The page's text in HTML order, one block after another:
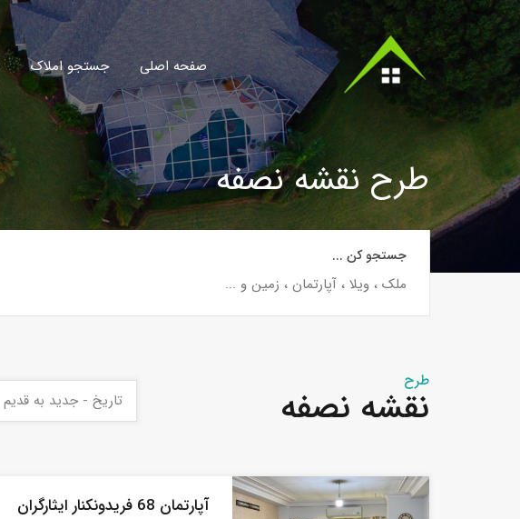
صفحه اصلی جستجو املاک
طرح نقشه نصفه
جستجو کن ...
طرح
نقشه نصفه تاریخ - جدید به قدیم
آپارتمان 68 فریدونکنار ایثارگران